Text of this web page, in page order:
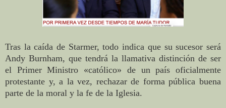
Tras la caída de Starmer, todo indica que su sucesor será
Andy Burnham, que tendrá la llamativa distinción de ser
el Primer Ministro «católico» de un país oficialmente
protestante y, a la vez, rechazar de forma pública buena
parte de la moral y la fe de la Iglesia.